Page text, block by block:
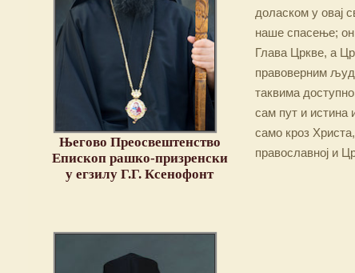
Његово Преосвештенство
Епископ рашко-призренски
у егзилу Г.Г. Ксенофонт
доласком у овај
наше спасење;
Глава Цркве, а
правоверним
таквима
сам пут и истина
само кроз
православној и